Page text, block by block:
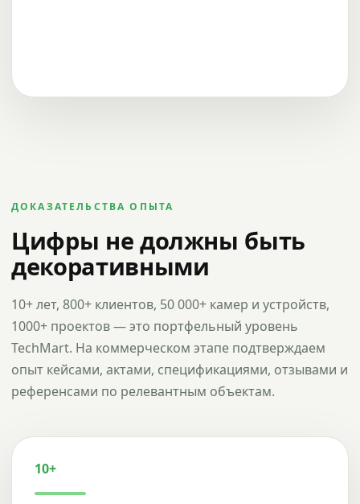
ДОКАЗАТЕЛЬСТВА ОПЫТА
Цифры не должны быть
декоративными
10+ лет, 800+ клиентов, 50 000+ камер и устройств,
1000+ проектов — это портфельный уровень
TechMart. На коммерческом этапе подтверждаем
опыт кейсами, актами, спецификациями, отзывами и
референсами по релевантным объектам.
10+